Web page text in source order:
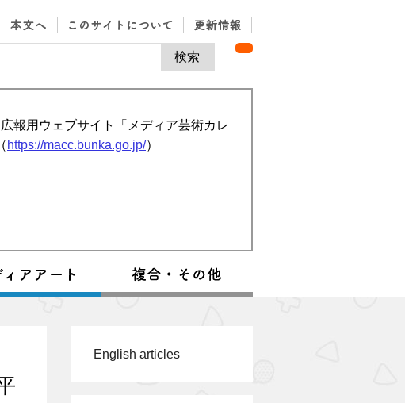
報用ウェブサイト「メディア芸術カレ
https://macc.bunka.go.jp/）
English articles